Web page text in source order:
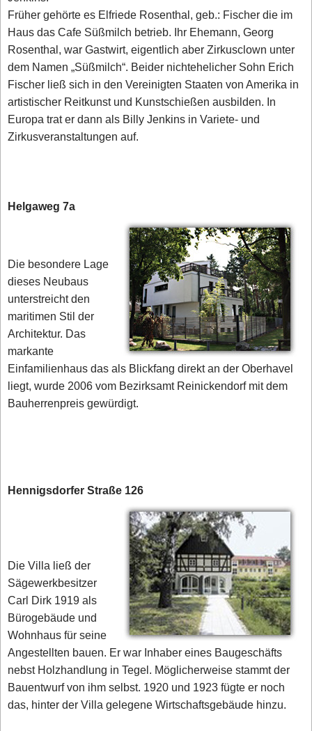
Früher gehörte es Elfriede Rosenthal, geb.: Fischer die im
Haus das Cafe Süßmilch betrieb. Ihr Ehemann, Georg
Rosenthal, war Gastwirt, eigentlich aber Zirkusclown unter
dem Namen „Süßmilch“. Beider nichtehelicher Sohn Erich
Fischer ließ sich in den Vereinigten Staaten von Amerika in
artistischer Reitkunst und Kunstschießen ausbilden. In
Europa trat er dann als Billy Jenkins in Variete- und
Zirkusveranstaltungen auf.
Helgaweg 7a
Die besondere Lage
dieses Neubaus
unterstreicht den
maritimen Stil der
Architektur. Das
markante
Einfamilienhaus das als Blickfang direkt an der Oberhavel
liegt, wurde 2006 vom Bezirksamt Reinickendorf mit dem
Bauherrenpreis gewürdigt.
Hennigsdorfer Straße 126
Die Villa ließ der
Sägewerkbesitzer
Carl Dirk 1919 als
Bürogebäude und
Wohnhaus für seine
Angestellten bauen. Er war Inhaber eines Baugeschäfts
nebst Holzhandlung in Tegel. Möglicherweise stammt der
Bauentwurf von ihm selbst. 1920 und 1923 fügte er noch
das, hinter der Villa gelegene Wirtschaftsgebäude hinzu.